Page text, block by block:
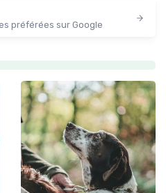
préférées sur Google